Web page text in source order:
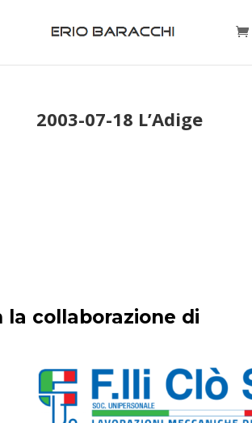
2003-07-18 L’Adige
la collaborazione di